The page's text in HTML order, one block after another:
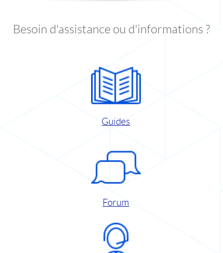
Besoin d'assistance ou d'informations ?
Guides
Forum